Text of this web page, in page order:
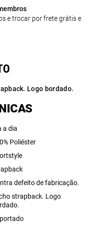
e trocar por frete grátis e
Logo bordado.
a dia
Poliéster
defeito de fabricação.
strapback. Logo